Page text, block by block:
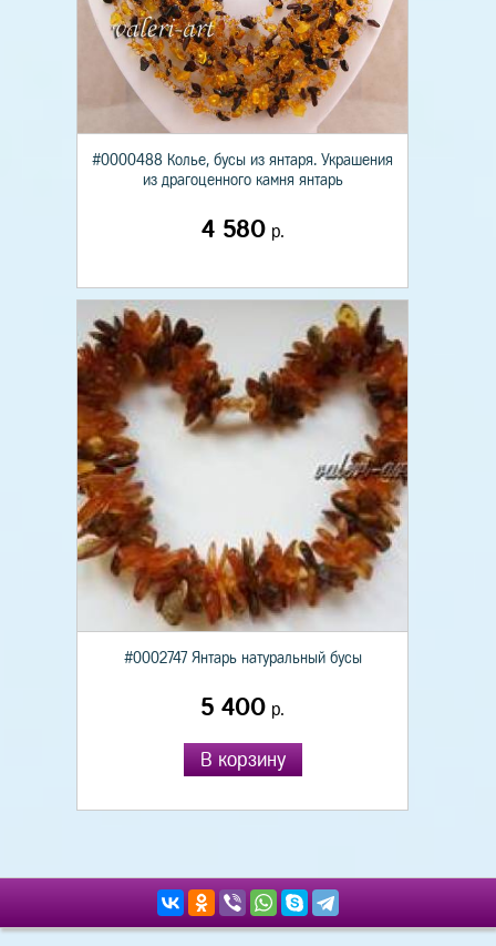
#0000488 Колье, бусы из янтаря. Украшения
из драгоценного камня янтарь
4 580р.
#0002747 Янтарь натуральный бусы
5 400 р.
В корзину